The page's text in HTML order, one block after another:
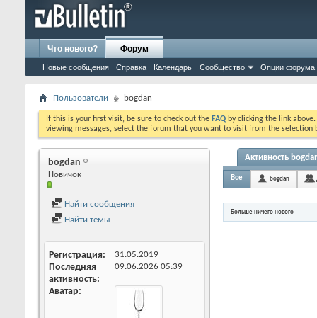
Что нового? Форум
Новые сообщения Справка Календарь Сообщество Опции форума
Пользователи bogdan
If this is your first visit, be sure to check out the FAQ by clicking the link
viewing messages, select the forum that you want to visit from the selection
bogdan
Новичок
Найти сообщения
Найти темы
Регистрация 31.05.2019
Последняя
активность
09.06.2026 05:39
Аватар
Активность
Все bogdan
Больше ничего нового